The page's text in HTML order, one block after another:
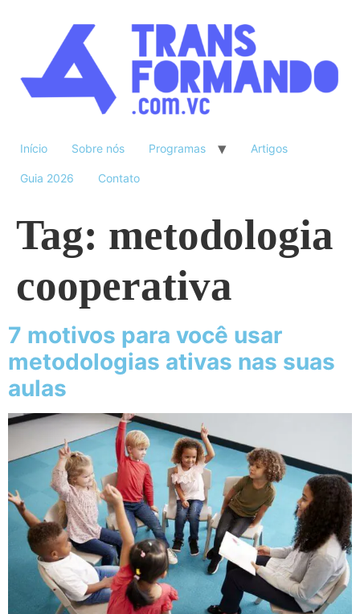
Início Sobre nós Programas Artigos
Guia 2026 Contato
Tag: metodologia
cooperativa
7 motivos para você usar
metodologias ativas nas suas
aulas